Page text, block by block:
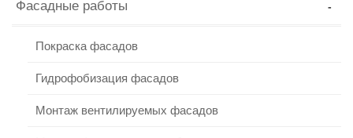
Фасадные работы
Покраска фасадов
Гидрофобизация фасадов
Монтаж вентилируемых фасадов